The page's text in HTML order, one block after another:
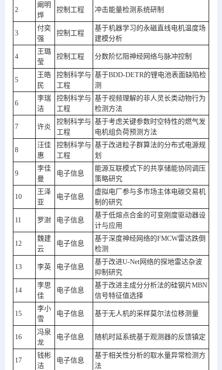
2
阚明
烨
控制工程 冲击能量检测系统研制
3
付奕
强
控制工程
基于机器学习的永磁直线电机温度场
建模分析
4
王璐
莹
控制工程 分数阶忆阻神经网络与脉冲控制
5
王皓
民
控制科学与
工程
基于BDD-DETR的锂电池表面缺陷检
测
6
李瑞
洁
控制科学与
工程
基于视频理解的非人灵长类动物行为
检测方法
7 许炎
控制科学与
工程
基于考虑关键参数时空特性的燃气发
电机组负荷预测方法
8
汪佳
惠
控制科学与
工程
基于改进粒子群算法的分布式电源规
划
9
李佳
曼
电子信息
能源互联模式下的共享储能协同调压
策略研究
10
王泽
亚
电子信息
虚拟电厂参与多市场主体电碳交易机
制的研究
11 罗澍 电子信息
基于低熔点合金的可变刚度驱动器设
计与应用
12
魏建
云
电子信息
基于深度神经网络的FMCW雷达跌倒
检测
13 李英 电子信息
基于改进U-Net网络的探地雷达杂波
抑制研究
14
李思
佳
电子信息
基于改进主成分分析法的硅钢片MBN
信号特征值选择
15
李小
雪
电子信息 基于无人机的采样莫尔法位移测量
16
冯泉
龙
电子信息 随机时延系统基于观测器的反馈镇定
17
钱彬
洁
电子信息
基于相关性分析的取水量异常检测方
法